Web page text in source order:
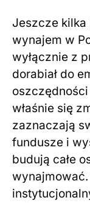
Jeszcze kilka
wynajem w
wyłącznie z
dorabiał do
właśnie się
zaznaczają
fundusze i
budują całe
wynajmować.